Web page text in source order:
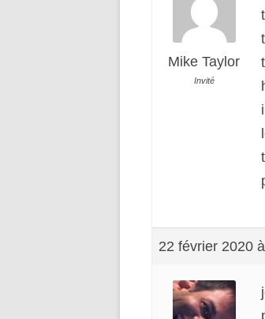
Mike Taylor
Invité
22 février 2020